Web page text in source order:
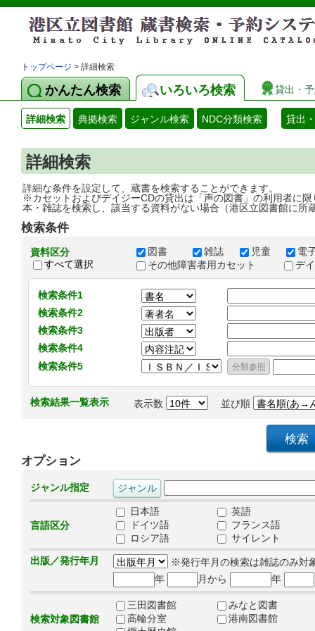
トップページ > 詳細検索
かんたん検索 いろいろ検索 貸出・
詳細検索 典拠検索 ジャンル検索 NDC分類検索 貸出
詳細検索
詳細な条件を設定して、蔵書を検索することができます。
※カセットおよびデイジーCDの貸出は「声の図書」の利用者に限
本・雑誌を検索し、該当する資料がない場合（港区立図書館に所
検索条件
資料区分
すべて選択
図書 雑誌 児童
電
その他障害者用カセット
デ
検索条件1
検索条件2
検索条件3
検索条件4
検索条件5
検索結果一覧表示 表示数 並び順
オプション
ジャンル指定
言語区分
日本語
英語
ドイツ語
フランス語
ロシア語
サイレント
出版／発行年月
※発行年月の検索は雑誌のみ対
年
月から 年
検索対象図書館
三田図書館
みなと図書
高輪分室
港南図書館